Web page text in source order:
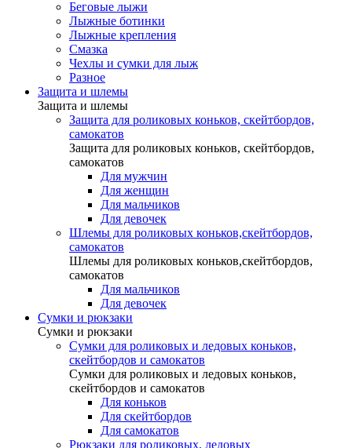
Беговые лыжи
Лыжные ботинки
Лыжные крепления
Смазка
Чехлы и сумки для лыж
Разное
Защита и шлемы
Защита и шлемы
Защита для роликовых коньков, скейтбордов,
самокатов
Защита для роликовых коньков, скейтбордов,
самокатов
Для мужчин
Для женщин
Для мальчиков
Для девочек
Шлемы для роликовых коньков,скейтбордов,
самокатов
Шлемы для роликовых коньков,скейтбордов,
самокатов
Для мальчиков
Для девочек
Сумки и рюкзаки
Сумки и рюкзаки
Сумки для роликовых и ледовых коньков,
скейтбордов и самокатов
Сумки для роликовых и ледовых коньков,
скейтбордов и самокатов
Для коньков
Для скейтбордов
Для самокатов
Рюкзаки для роликовых, ледовых